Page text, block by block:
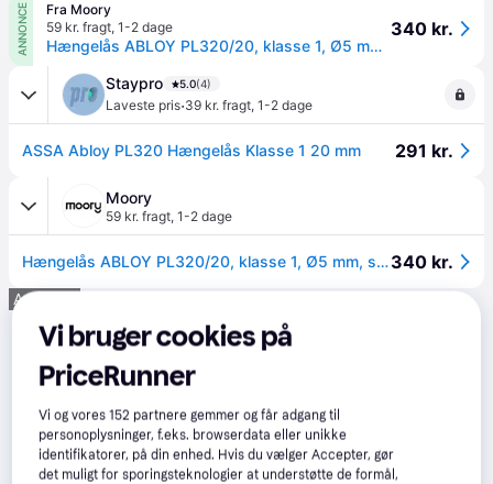
ANNONCE
Fra Moory
59 kr. fragt, 1-2 dage
Hængelås ABLOY PL320/20, klasse 1, Ø5 mm, sølv
340 kr.
Staypro 5.0(4)
Laveste pris·39 kr. fragt, 1-2 dage
ASSA Abloy PL320 Hængelås Klasse 1 20 mm 291 kr.
Moory
59 kr. fragt, 1-2 dage
Hængelås ABLOY PL320/20, klasse 1, Ø5 mm, sølv340 kr.
Annonce
Vi bruger cookies på
PriceRunner
Vi og vores152 partnere gemmer og får adgang til
personoplysninger, f.eks. browserdata eller unikke
identifikatorer, på din enhed. Hvis du vælger Accepter, gør
det muligt for sporingsteknologier at understøtte de formål,